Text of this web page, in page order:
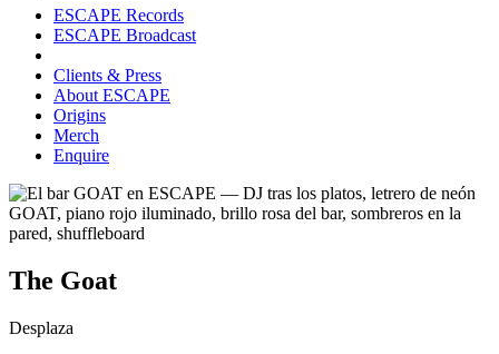
ESCAPE Records
ESCAPE Broadcast
Clients & Press
About ESCAPE
Origins
Merch
Enquire
The Goat
Desplaza